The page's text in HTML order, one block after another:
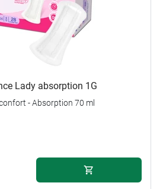
Lady absorption 1G
- Absorption 70 ml